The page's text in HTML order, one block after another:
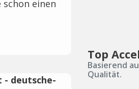
einen
Top
Basierend
Qualität.